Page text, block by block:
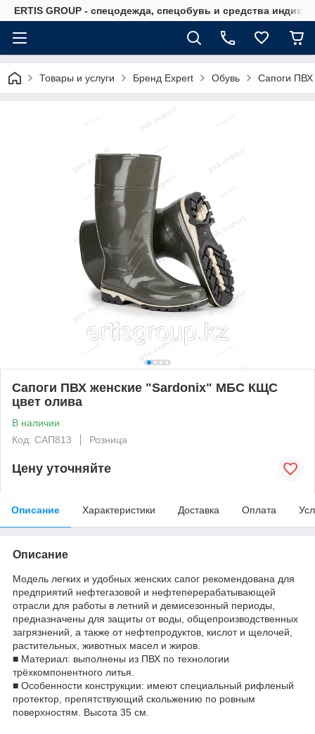
ERTIS GROUP - спецодежда, спецобувь и средства
Товары и услуги Бренд Expert Обувь Сапоги
Сапоги ПВХ женские "Sardonix" МБС КЩС
цвет олива
В наличии
Код: САП813
Розница
Цену уточняйте
Описание Характеристики Доставка Оплата
Описание
Модель легких и удобных женских сапог рекомендована для
предприятий нефтегазовой и нефтеперерабатывающей
отрасли для работы в летний и демисезонный периоды,
предназначены для защиты от воды, общепроизводственных
загрязнений, а также от нефтепродуктов, кислот и щелочей,
растительных, животных масел и жиров.
■ Материал: выполнены из ПВХ по технологии
трёхкомпонентного литья.
■ Особенности конструкции: имеют специальный рифленый
протектор, препятствующий скольжению по ровным
поверхностям. Высота 35 см.